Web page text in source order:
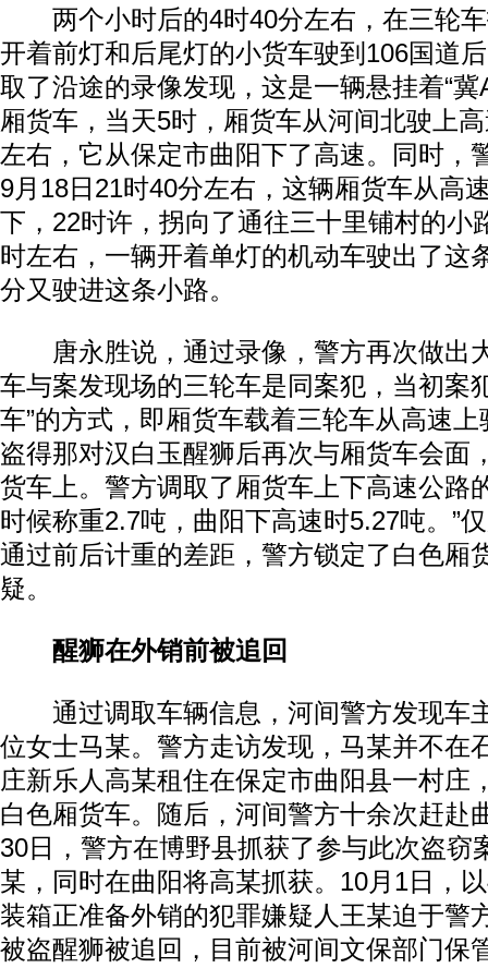
两个小时后的4时40分左右，在三轮车
开着前灯和后尾灯的小货车驶到106国道
取了沿途的录像发现，这是一辆悬挂着“冀
厢货车，当天5时，厢货车从河间北驶上
左右，它从保定市曲阳下了高速。同时，
9月18日21时40分左右，这辆厢货车从高
下，22时许，拐向了通往三十里铺村的小
时左右，一辆开着单灯的机动车驶出了这
分又驶进这条小路。
唐永胜说，通过录像，警方再次做出
车与案发现场的三轮车是同案犯，当初案
车”的方式，即厢货车载着三轮车从高速
盗得那对汉白玉醒狮后再次与厢货车会面
货车上。警方调取了厢货车上下高速公路
时候称重2.7吨，曲阳下高速时5.27吨。”
通过前后计重的差距，警方锁定了白色厢
疑。
醒狮在外销前被追回
通过调取车辆信息，河间警方发现车
位女士马某。警方走访发现，马某并不在
庄新乐人高某租住在保定市曲阳县一村庄
白色厢货车。随后，河间警方十余次赶赴
30日，警方在博野县抓获了参与此次盗窃
某，同时在曲阳将高某抓获。10月1日，
装箱正准备外销的犯罪嫌疑人王某迫于警
被盗醒狮被追回，目前被河间文保部门保